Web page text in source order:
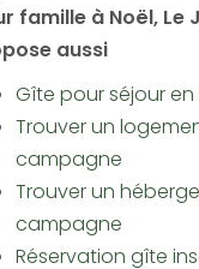
famille à Noël, Le
aussi
Gîte pour séjour
Trouver un
campagne
Trouver un
campagne
Réservation gîte